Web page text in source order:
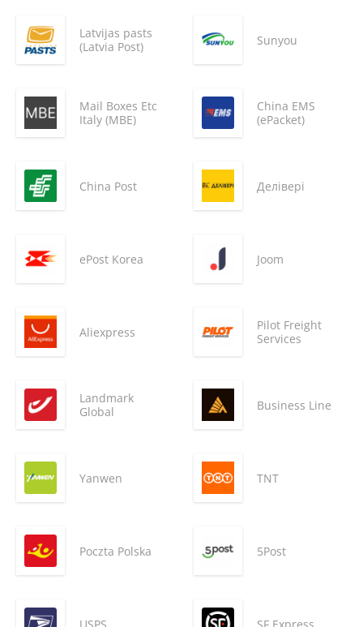
Latvijas pasts
(Latvia Post)
Sunyou
Mail Boxes Etc
Italy (MBE)
China EMS
(ePacket)
China Post Делівері
ePost Korea Joom
Aliexpress
Pilot Freight
Services
Landmark
Global
Business Line
Yanwen TNT
Poczta Polska 5Post
USPS SF Express